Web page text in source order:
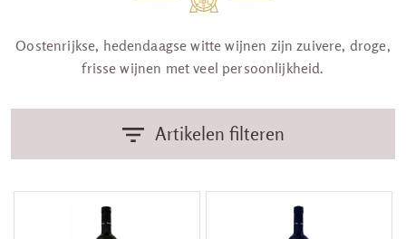
Oostenrijkse, hedendaagse witte wijnen zijn zuivere, droge,
frisse wijnen met veel persoonlijkheid.
Artikelen filteren